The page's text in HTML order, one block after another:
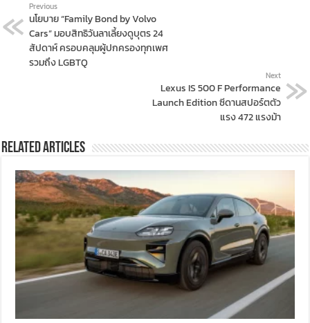
Previous
นโยบาย “Family Bond by Volvo
Cars” มอบสิทธิวันลาเลี้ยงดูบุตร 24
สัปดาห์ ครอบคลุมผู้ปกครองทุกเพศ
รวมถึง LGBTQ
Next
Lexus IS 500 F Performance
Launch Edition ซีดานสปอร์ตตัว
แรง 472 แรงม้า
Related Articles